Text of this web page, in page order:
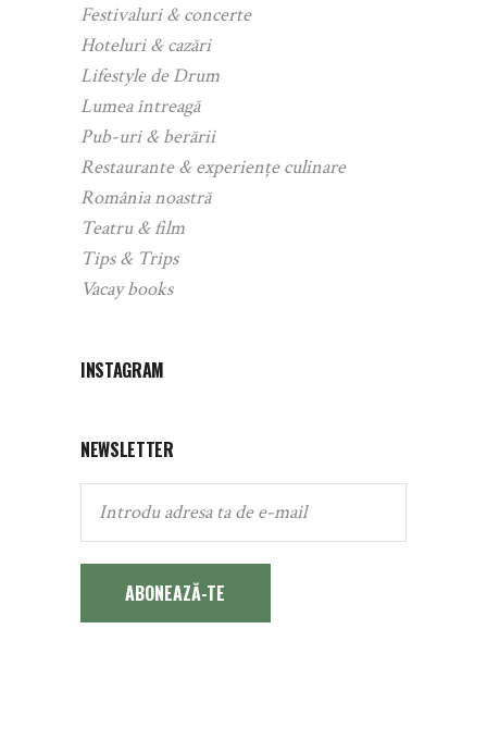
Festivaluri & concerte
Hoteluri & cazări
Lifestyle de Drum
Lumea întreagă
Pub-uri & berării
Restaurante & experiențe culinare
România noastră
Teatru & film
Tips & Trips
Vacay books
INSTAGRAM
NEWSLETTER
ABONEAZĂ-TE